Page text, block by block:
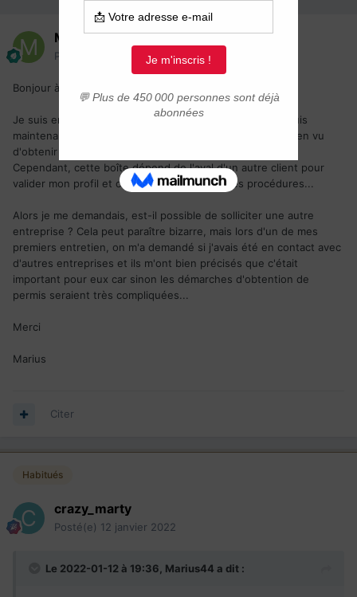
Marius44
Posté(e) 12 janvier 2022
Bonjour à tous,
Je suis en contact avec une entreprise Québecoise depuis
maintenant 1 mois, nous avons passés divers entretiens en vu
d'obtenir un poste et ainsi un
Cependant, cette boîte dépend de l'aval d'un autre client pour
valider mon profil et cela tend à faire durer les procédures...
Alors je me demandais, est-il possible de solliciter une autre
entreprise ? Cela peut paraître bizarre, mais lors d'un de mes
premiers entretien, on m'a demandé si j'avais été en contact avec
d'autres entreprises et ils m'ont bien précisés que c'était
important pour eux car sinon les démarches d'obtention de
permis seraient très compliquées...
Merci
Marius
Citer
Habitués
crazy_marty
Posté(e) 12 janvier 2022
Le 2022-01-12 à 19:36, Marius44 a dit :